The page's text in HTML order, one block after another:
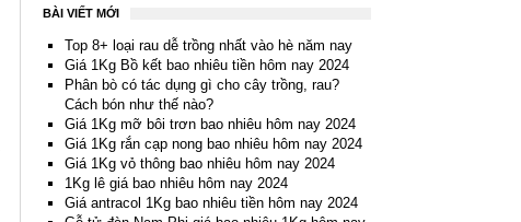
BÀI VIẾT MỚI
Top 8+ loại rau dễ trồng nhất vào hè năm nay
Giá 1Kg Bồ kết bao nhiêu tiền hôm nay 2024
Phân bò có tác dụng gì cho cây trồng, rau?
Cách bón như thế nào?
Giá 1Kg mỡ bôi trơn bao nhiêu hôm nay 2024
Giá 1Kg rắn cạp nong bao nhiêu hôm nay 2024
Giá 1Kg vỏ thông bao nhiêu hôm nay 2024
1Kg lê giá bao nhiêu hôm nay 2024
Giá antracol 1Kg bao nhiêu tiền hôm nay 2024